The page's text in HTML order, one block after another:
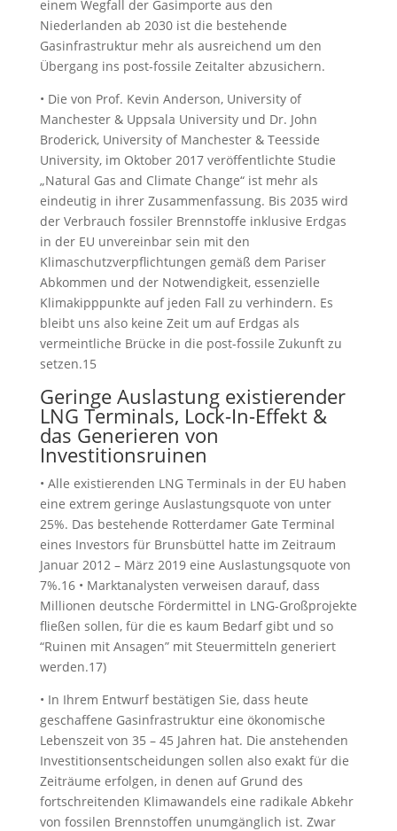
einem Wegfall der Gasimporte aus den
Niederlanden ab 2030 ist die bestehende
Gasinfrastruktur mehr als ausreichend um den
Übergang ins post-fossile Zeitalter abzusichern.
• Die von Prof. Kevin Anderson, University of
Manchester & Uppsala University und Dr. John
Broderick, University of Manchester & Teesside
University, im Oktober 2017 veröffentlichte Studie
„Natural Gas and Climate Change“ ist mehr als
eindeutig in ihrer Zusammenfassung. Bis 2035 wird
der Verbrauch fossiler Brennstoffe inklusive Erdgas
in der EU unvereinbar sein mit den
Klimaschutzverpflichtungen gemäß dem Pariser
Abkommen und der Notwendigkeit, essenzielle
Klimakipppunkte auf jeden Fall zu verhindern. Es
bleibt uns also keine Zeit um auf Erdgas als
vermeintliche Brücke in die post-fossile Zukunft zu
setzen.15
Geringe Auslastung existierender
LNG Terminals, Lock-In-Effekt &
das Generieren von
Investitionsruinen
• Alle existierenden LNG Terminals in der EU haben
eine extrem geringe Auslastungsquote von unter
25%. Das bestehende Rotterdamer Gate Terminal
eines Investors für Brunsbüttel hatte im Zeitraum
Januar 2012 – März 2019 eine Auslastungsquote von
7%.16 • Marktanalysten verweisen darauf, dass
Millionen deutsche Fördermittel in LNG-Großprojekte
fließen sollen, für die es kaum Bedarf gibt und so
“Ruinen mit Ansagen” mit Steuermitteln generiert
werden.17)
• In Ihrem Entwurf bestätigen Sie, dass heute
geschaffene Gasinfrastruktur eine ökonomische
Lebenszeit von 35 – 45 Jahren hat. Die anstehenden
Investitionsentscheidungen sollen also exakt für die
Zeiträume erfolgen, in denen auf Grund des
fortschreitenden Klimawandels eine radikale Abkehr
von fossilen Brennstoffen unumgänglich ist. Zwar